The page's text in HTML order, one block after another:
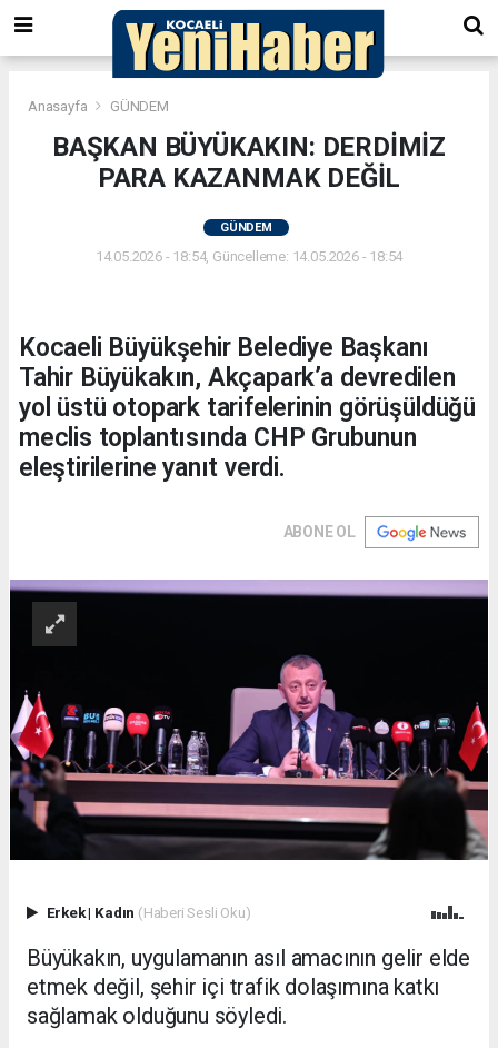
Anasayfa GÜNDEM
BAŞKAN BÜYÜKAKIN: DERDİMİZ
PARA KAZANMAK DEĞİL
GÜNDEM
14.05.2026 - 18:54, Güncelleme: 14.05.2026 - 18:54
Kocaeli Büyükşehir Belediye Başkanı
Tahir Büyükakın, Akçapark’a devredilen
yol üstü otopark tarifelerinin görüşüldüğü
meclis toplantısında CHP Grubunun
eleştirilerine yanıt verdi.
ABONE OL
Erkek| Kadın (Haberi Sesli Oku)
Büyükakın, uygulamanın asıl amacının gelir elde
etmek değil, şehir içi trafik dolaşımına katkı
sağlamak olduğunu söyledi.